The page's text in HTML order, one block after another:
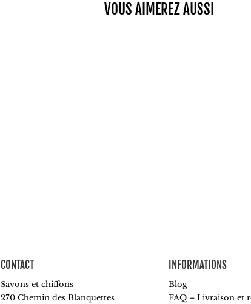
VOUS AIMEREZ AUSSI
CONTACT
Savons et chiffons
270 Chemin des Blanquettes
INFORMATIONS
Blog
FAQ – Livraison et